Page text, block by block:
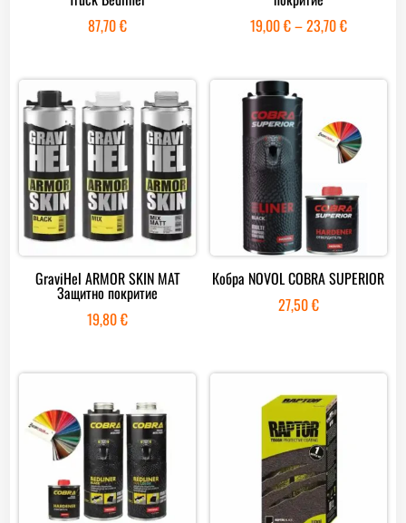
87,70€
19,00€–23,70€Price
23,70 €
GraviHel ARMOR SKIN MAT
Защитно покритие
19,80€
Кобра NOVOL COBRA SUPERIOR
27,50€